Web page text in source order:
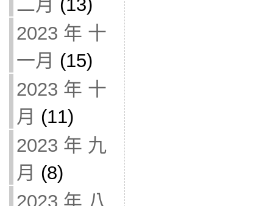
二月 (13)
2023 年 十
一月 (15)
2023 年 十
月 (11)
2023 年 九
月 (8)
2023 年 八